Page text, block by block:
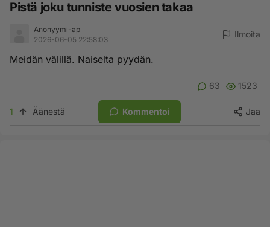
Pistä joku tunniste vuosien takaa
Anonyymi-ap
2026-06-05 22:58:03
Ilmoita
Meidän välillä. Naiselta pyydän.
63 1523
1 Äänestä Kommentoi Jaa